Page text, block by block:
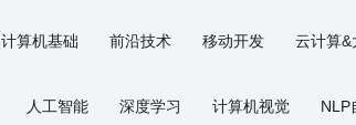
计算机基础 前沿技术 移动开发 云计算&
人工智能 深度学习 计算机视觉 NLP